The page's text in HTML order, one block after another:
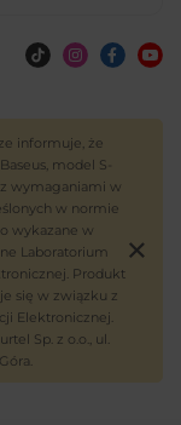
informuje, że
model S-
z wymaganiami w
w normie
wykazane w
Laboratorium
Produkt
się w związku z
Elektronicznej.
Sp. z o.o., ul.